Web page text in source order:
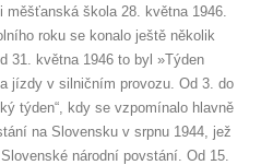
měšťanská škola 28. května 1946.
roku se konalo ještě několik
31. května 1946 to byl »Týden
jízdy v silničním provozu. Od 3. do
týden“, kdy se vzpomínalo hlavně
na Slovensku v srpnu 1944, jež
národní povstání. Od 15.